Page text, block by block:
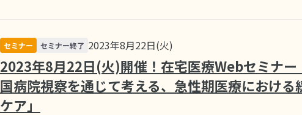
セミナー セミナー終了 2023年8月22日(火)
2023年8月22日(火)開催！在宅医療Webセミナー
国病院視察を通じて考える、急性期医療における
ケア」